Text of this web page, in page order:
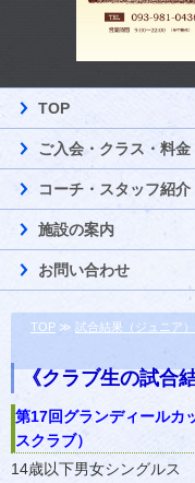
TOP
ご入会・クラス・料金
コーチ・スタッフ紹介
施設の案内
お問い合わせ
TOP ≫ 試合結果（ジュニア）
《クラブ生の試合
第17回グランディール
スクラブ）
14歳以下男女シングルス